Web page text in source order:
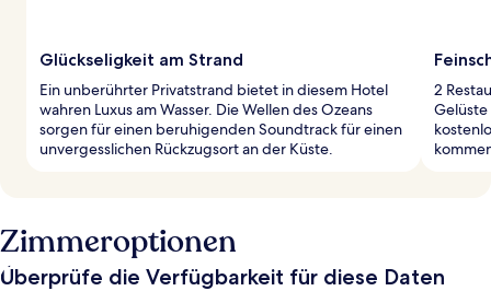
Glückseligkeit am Strand
Ein unberührter Privatstrand bietet in diesem Hotel
wahren Luxus am Wasser. Die Wellen des Ozeans
sorgen für einen beruhigenden Soundtrack für einen
unvergesslichen Rückzugsort an der Küste.
2
Zimmeroptionen
Überprüfe die Verfügbarkeit für diese Daten